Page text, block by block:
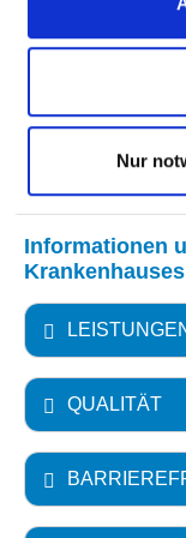
Nur
Informationen
QUALITÄT